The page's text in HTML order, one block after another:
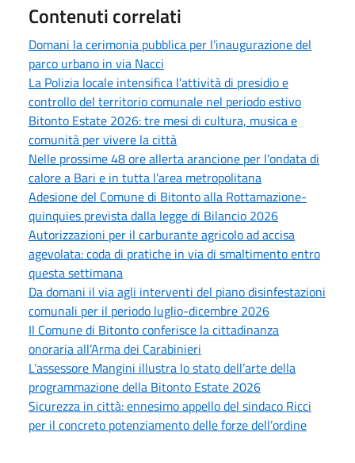
Contenuti correlati
Domani la cerimonia pubblica per l’inaugurazione del
parco urbano in via Nacci
La Polizia locale intensifica l’attività di presidio e
controllo del territorio comunale nel periodo estivo
Bitonto Estate 2026: tre mesi di cultura, musica e
comunità per vivere la città
Nelle prossime 48 ore allerta arancione per l’ondata di
calore a Bari e in tutta l’area metropolitana
Adesione del Comune di Bitonto alla Rottamazione-
quinquies prevista dalla legge di Bilancio 2026
Autorizzazioni per il carburante agricolo ad accisa
agevolata: coda di pratiche in via di smaltimento entro
questa settimana
Da domani il via agli interventi del piano disinfestazioni
comunali per il periodo luglio-dicembre 2026
Il Comune di Bitonto conferisce la cittadinanza
onoraria all’Arma dei Carabinieri
L’assessore Mangini illustra lo stato dell’arte della
programmazione della Bitonto Estate 2026
Sicurezza in città: ennesimo appello del sindaco Ricci
per il concreto potenziamento delle forze dell’ordine